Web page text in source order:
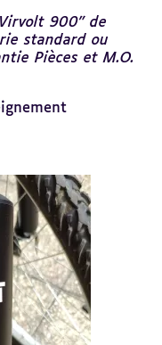
900” de
standard ou
Pièces et M.O.